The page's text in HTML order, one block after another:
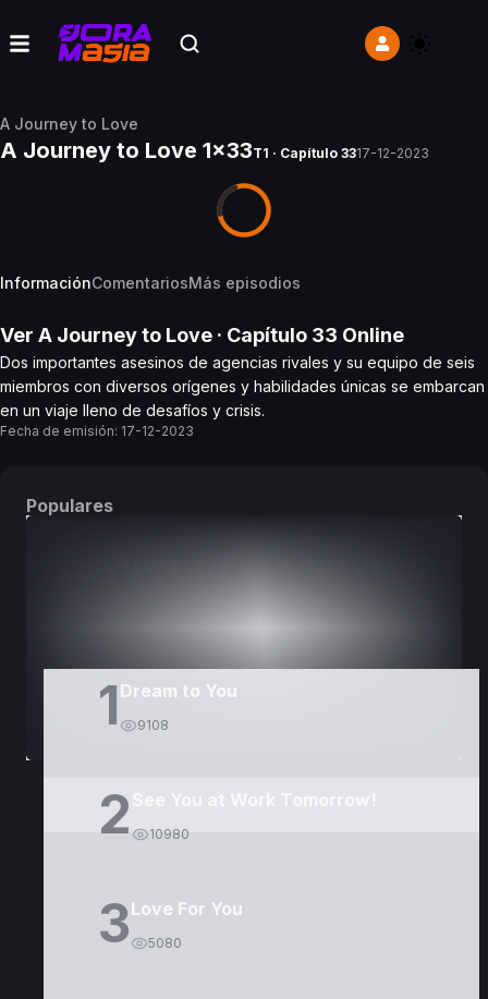
A Journey to Love
A Journey to Love 1x33T1 · Capítulo 3317-12-2023
InformaciónComentariosMás episodios
Ver A Journey to Love · Capítulo 33 Online
Dos importantes asesinos de agencias rivales y su equipo de seis
miembros con diversos orígenes y habilidades únicas se embarcan
en un viaje lleno de desafíos y crisis.
Fecha de emisión: 17-12-2023
Populares
1 Dream to You
9108
2 10980
3Love For You
5080